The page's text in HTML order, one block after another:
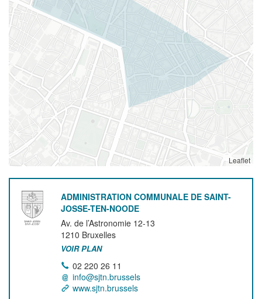
Leaflet
ADMINISTRATION COMMUNALE DE SAINT-
JOSSE-TEN-NOODE
Av. de l’Astronomie 12-13
1210 Bruxelles
VOIR PLAN
02 220 26 11
info@sjtn.brussels
www.sjtn.brussels